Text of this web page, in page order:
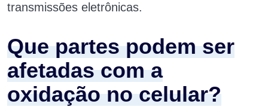
transmissões eletrônicas.
Que partes podem ser
afetadas com a
oxidação no celular?